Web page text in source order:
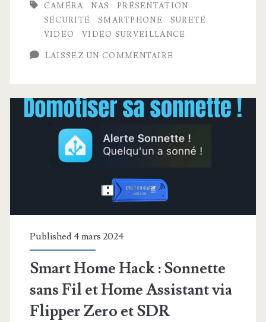
Surveillance
Station
CAMÉRA NAS
PRÉSENTATION
SÉCURITÉ
SMARTPHONE
SURETÉ
VIDÉO
VIDÉO SURVEILLANCE
LAISSEZ UN COMMENTAIRE
Published 4 mars 2024
Smart Home Hack : Sonnette
sans Fil et Home Assistant via
Flipper Zero et SDR